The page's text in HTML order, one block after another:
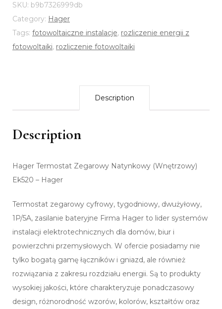
SKU: b9b7326999db
Category: Hager
Tags: fotowoltaiczne instalacje, rozliczenie energii z
fotowoltaiki, rozliczenie fotowoltaiki
Description
Description
Hager Termostat Zegarowy Natynkowy (Wnętrzowy)
Ek520 – Hager
Termostat zegarowy cyfrowy, tygodniowy, dwużyłowy,
1P/5A, zasilanie bateryjne Firma Hager to lider systemów
instalacji elektrotechnicznych dla domów, biur i
powierzchni przemysłowych. W ofercie posiadamy nie
tylko bogatą gamę łączników i gniazd, ale również
rozwiązania z zakresu rozdziału energii. Są to produkty
wysokiej jakości, które charakteryzuje ponadczasowy
design, różnorodność wzorów, kolorów, kształtów oraz